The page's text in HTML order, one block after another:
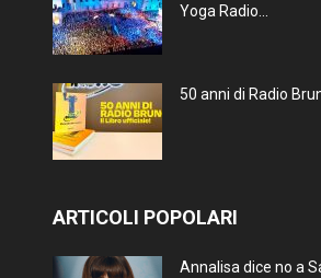
Yoga Radio...
50 anni di Radio
ARTICOLI POPOLARI
Annalisa dice no a